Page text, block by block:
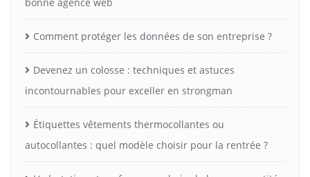
Comment protéger les données de son entreprise ?
Devenez un colosse : techniques et astuces
incontournables pour exceller en strongman
Étiquettes vêtements thermocollantes ou
autocollantes : quel modèle choisir pour la rentrée ?